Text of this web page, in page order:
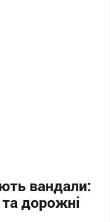
вандали:
дорожні